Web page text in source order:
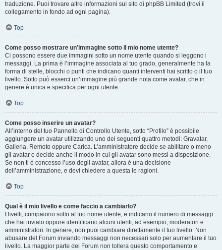
traduzione. Puoi trovare altre informazioni sul sito di phpBB Limited (trovi il
collegamento in fondo ad ogni pagina).
Top
Come posso mostrare un’immagine sotto il mio nome utente?
Ci possono essere due immagini sotto un nome utente quando si leggono i
messaggi. La prima è l’immagine associata al tuo grado, generalmente ha la
forma di stelle, blocchi o punti che indicano quanti interventi hai scritto o il tuo
livello. Sotto può esserci un’immagine più grande nota come avatar, che in
genere è unica e specifica per ogni utente.
Top
Come posso inserire un avatar?
All’interno del tuo Pannello di Controllo Utente, sotto “Profilo” è possibile
aggiungere un avatar utilizzando uno dei seguenti quattro metodi: Gravatar,
Galleria, Remoto oppure Carica. L’amministratore decide se abilitare o meno
gli avatar e decide anche il modo in cui gli avatar sono messi a disposizione.
Se non ti è concesso l’uso degli avatar, allora è una decisione
dell’amministrazione, e devi chiedere a questa le ragioni.
Top
Qual è il mio livello e come faccio a cambiarlo?
I livelli, compaiono sotto al tuo nome utente, e indicano il numero di messaggi
che hai inviato oppure identificano alcuni utenti, ad esempio, moderatori e
amministratori. In genere, non puoi cambiare direttamente il tuo livello. Non
abusare del Forum inviando messaggi non necessari solo per aumentare il tuo
livello. La maggior parte dei Forum non tollera questo comportamento e